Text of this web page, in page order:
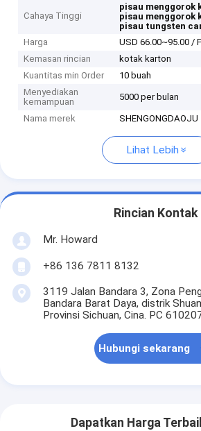
Cahaya Tinggi
pisau menggorok
pisau menggorok
pisau tungsten
Harga
USD 66.00~95.00 /
Kemasan rincian
kotak karton
Kuantitas min Order
10 buah
Menyediakan
kemampuan
5000 per bulan
Nama merek SHENGONGDAOJU
Lihat Lebih
Rincian Kontak
Mr. Howard
+86 136 7811 8132
3119 Jalan Bandara 3, Zona
Bandara Barat Daya, distrik
Provinsi Sichuan, Cina. PC
Hubungi sekarang
Dapatkan Harga